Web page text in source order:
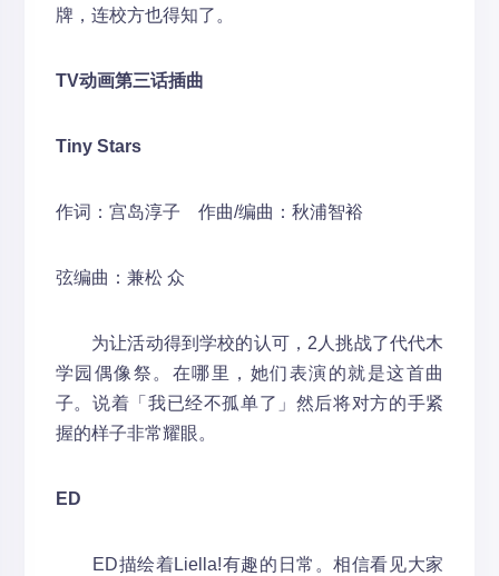
牌，连校方也得知了。
TV动画第三话插曲
Tiny Stars
作词：宫岛淳子 作曲/编曲：秋浦智裕
弦编曲：兼松 众
为让活动得到学校的认可，2人挑战了代代木
学园偶像祭。在哪里，她们表演的就是这首曲
子。说着「我已经不孤单了」然后将对方的手紧
握的样子非常耀眼。
ED
ED描绘着Liella!有趣的日常。相信看见大家